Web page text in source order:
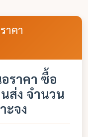
าคา
ราคา ซื้อ
ส่ง จำนวน
ะจง